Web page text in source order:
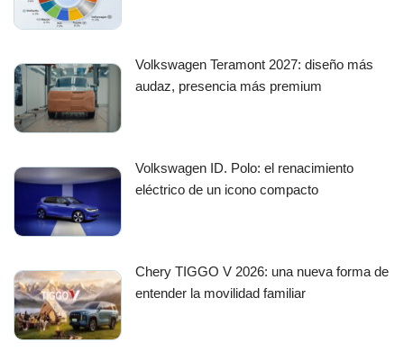
Volkswagen Teramont 2027: diseño más
audaz, presencia más premium
Volkswagen ID. Polo: el renacimiento
eléctrico de un icono compacto
Chery TIGGO V 2026: una nueva forma de
entender la movilidad familiar